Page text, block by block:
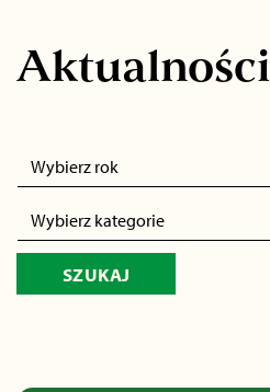
Aktualności
Wybierz rok
Wybierz kategorie